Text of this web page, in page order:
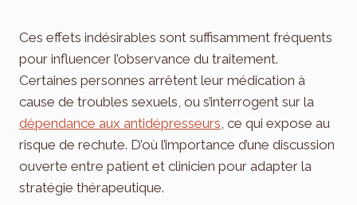
Ces effets indésirables sont suffisamment fréquents
pour influencer l’observance du traitement.
Certaines personnes arrêtent leur médication à
cause de troubles sexuels, ou s’interrogent sur la
dépendance aux antidépresseurs, ce qui expose au
risque de rechute. D’où l’importance d’une discussion
ouverte entre patient et clinicien pour adapter la
stratégie thérapeutique.